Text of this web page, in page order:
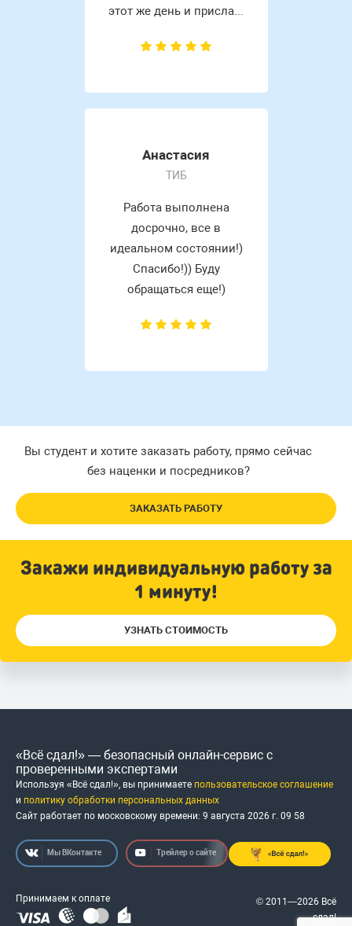
этот же день и присла...
Анастасия
ТИБ
Работа выполнена
досрочно, все в
идеальном состоянии!)
Спасибо!)) Буду
обращаться еще!)
Вы студент и хотите заказать работу, прямо сейчас
без наценки и посредников?
ЗАКАЗАТЬ РАБОТУ
Закажи индивидуальную работу за
1 минуту!
УЗНАТЬ СТОИМОСТЬ
«Всё сдал!» — безопасный онлайн-сервис с
проверенными экспертами
Используя «Всё сдал!», вы принимаете пользовательское соглашение
и политику обработки персональных данных
Сайт работает по московскому времени: 9 августа 2026 г. 09 58
Мы ВКонтакте Трейлер о сайте
Принимаем к оплате
© 2011—2026 Всё
сдал!